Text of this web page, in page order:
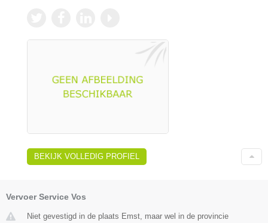
BEKIJK VOLLEDIG PROFIEL
Vervoer Service Vos
Niet gevestigd in de plaats Emst, maar wel in de provincie